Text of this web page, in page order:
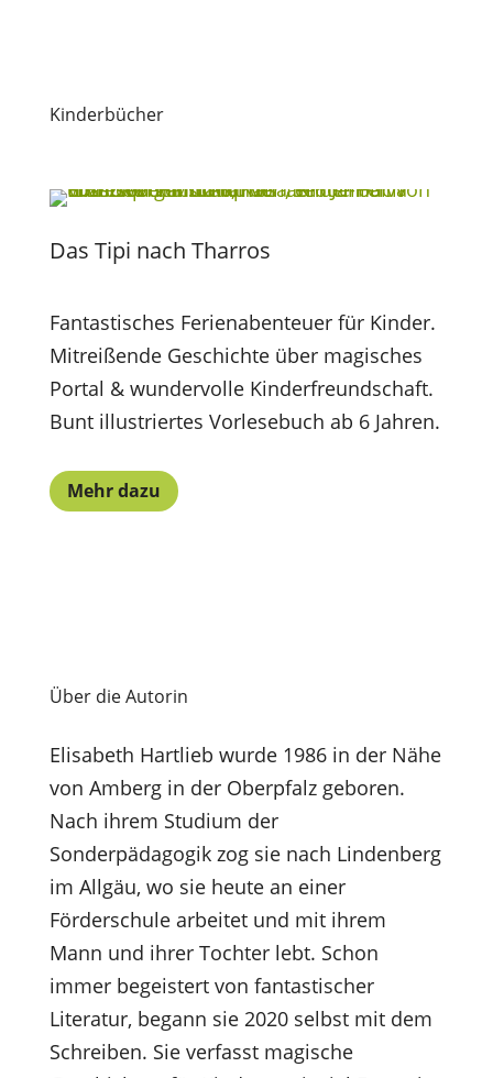
Kinderbücher
Das Tipi nach Tharros
Fantastisches Ferienabenteuer für Kinder.
Mitreißende Geschichte über magisches
Portal & wundervolle Kinderfreundschaft.
Bunt illustriertes Vorlesebuch ab 6 Jahren.
Mehr dazu
Über die Autorin
Elisabeth Hartlieb wurde 1986 in der Nähe
von Amberg in der Oberpfalz geboren.
Nach ihrem Studium der
Sonderpädagogik zog sie nach Lindenberg
im Allgäu, wo sie heute an einer
Förderschule arbeitet und mit ihrem
Mann und ihrer Tochter lebt. Schon
immer begeistert von fantastischer
Literatur, begann sie 2020 selbst mit dem
Schreiben. Sie verfasst magische